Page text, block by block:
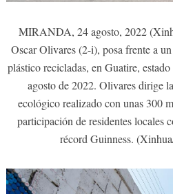
MIRANDA, 24 agosto, 2022
Oscar Olivares (2-i), posa frente a
plástico recicladas, en Guatire,
agosto de 2022. Olivares dirige
ecológico realizado con unas 300
participación de residentes locales
récord Guinness.